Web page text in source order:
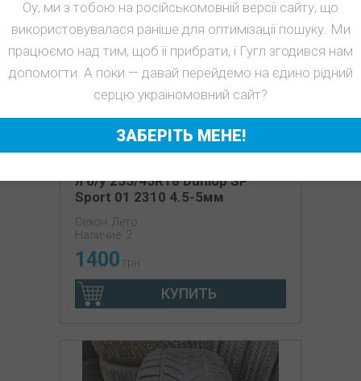
л б/у 255/45R18 Dunlop SP
Sport 01 2310 4.5-5мм
Сезон: Лето
Наличие: 2
1400 грн
КУПИТЬ
Оу, ми з тобою на російськомовній версії сайту, що
використовувалася раніше для оптимізації пошуку. Ми
працюємо над тим, щоб її прибрати, і Гугл згодився нам
допомогти. А поки — давай перейдемо на єдино рідний
серцю україномовний сайт?
ЗАБЕРІТЬ МЕНЕ!